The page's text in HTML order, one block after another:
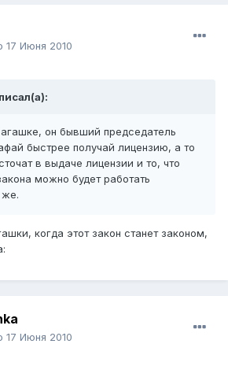
17 Июня 2010
агашке, он бывший председатель
быстрее получай лицензию, а то
в выдаче лицензии и то, что
можно будет работать
же.
когда этот закон станет законом,
17 Июня 2010